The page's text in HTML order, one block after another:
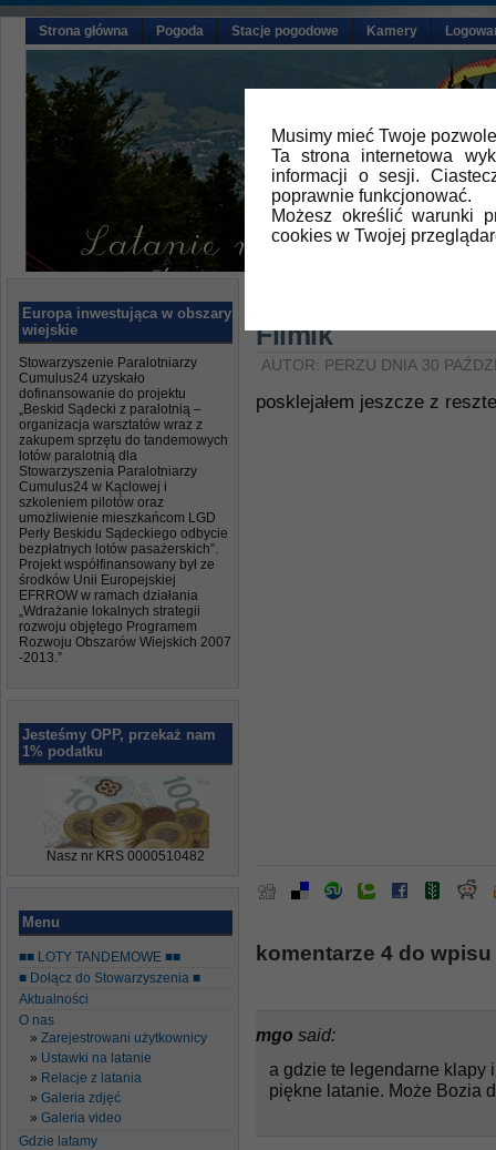
Musimy mieć Twoje
Ta strona internetowa
informacji o sesji.
poprawnie funkcjonować.
Możesz określić warunki
cookies w Twojej
Strona główna Pogoda Stacje pogodowe Kamery
Europa inwestująca w obszary
wiejskie
Stowarzyszenie Paralotniarzy
Cumulus24 uzyskało
dofinansowanie do projektu
„Beskid Sądecki z paralotnią –
organizacja warsztatów wraz z
zakupem sprzętu do tandemowych
lotów paralotnią dla
Stowarzyszenia Paralotniarzy
Cumulus24 w Kąclowej i
szkoleniem pilotów oraz
umożliwienie mieszkańcom LGD
Perły Beskidu Sądeckiego odbycie
bezpłatnych lotów pasażerskich”.
Projekt współfinansowany był ze
środków Unii Europejskiej
EFRROW w ramach działania
„Wdrażanie lokalnych strategii
rozwoju objętego Programem
Rozwoju Obszarów Wiejskich 2007
-2013.”
Jesteśmy OPP, przekaż nam
1% podatku
Nasz nr KRS 0000510482
Menu
■■ LOTY TANDEMOWE ■■
■ Dołącz do Stowarzyszenia ■
Aktualności
O nas
Zarejestrowani użytkownicy
Ustawki na latanie
Relacje z latania
Galeria zdjęć
Galeria video
Gdzie latamy
Filmik
AUTOR: PERZU DNIA 30
posklejałem jeszcze z
komentarze 4 do wpisu
mgo said:
a gdzie te legendarne
piękne latanie. Może Bozia